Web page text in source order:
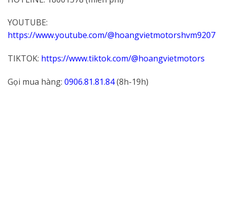
YOUTUBE:
https://www.youtube.com/@hoangvietmotorshvm9207
TIKTOK: https://www.tiktok.com/@hoangvietmotors
Gọi mua hàng: 0906.81.81.84(8h-19h)